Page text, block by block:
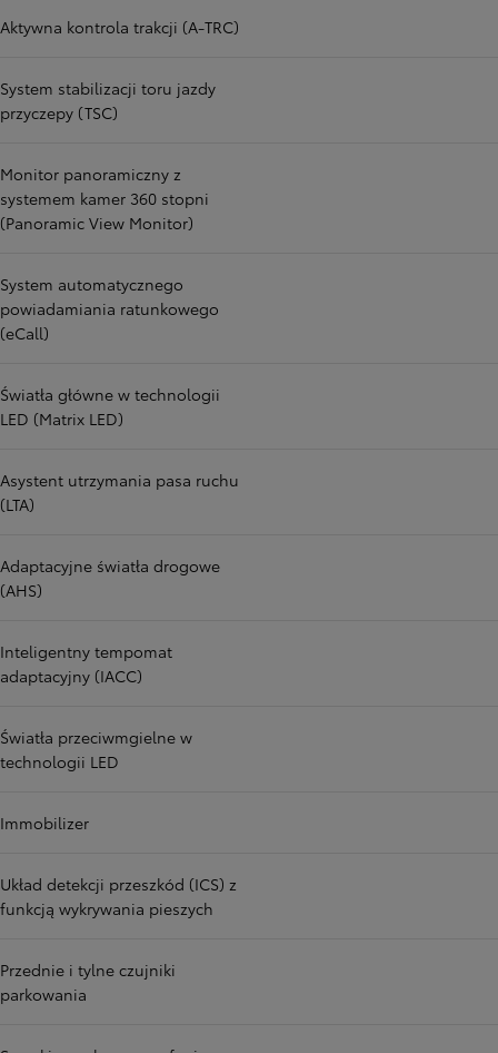
Aktywna kontrola trakcji (A-TRC)
System stabilizacji toru jazdy
przyczepy (TSC)
Monitor panoramiczny z
systemem kamer 360 stopni
(Panoramic View Monitor)
System automatycznego
powiadamiania ratunkowego
(eCall)
Światła główne w technologii
LED (Matrix LED)
Asystent utrzymania pasa ruchu
(LTA)
Adaptacyjne światła drogowe
(AHS)
Inteligentny tempomat
adaptacyjny (IACC)
Światła przeciwmgielne w
technologii LED
Immobilizer
Układ detekcji przeszkód (ICS) z
funkcją wykrywania pieszych
Przednie i tylne czujniki
parkowania